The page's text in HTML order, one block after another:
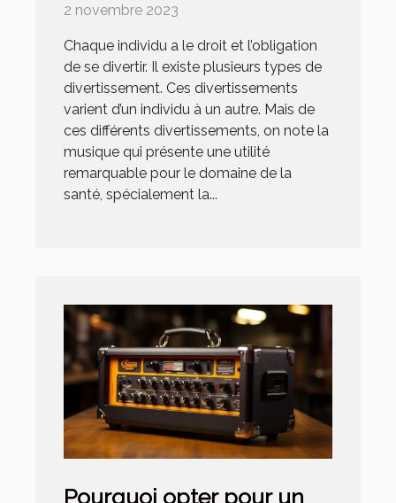
2 novembre 2023
Chaque individu a le droit et l’obligation
de se divertir. Il existe plusieurs types de
divertissement. Ces divertissements
varient d’un individu à un autre. Mais de
ces différents divertissements, on note la
musique qui présente une utilité
remarquable pour le domaine de la
santé, spécialement la...
Pourquoi opter pour un